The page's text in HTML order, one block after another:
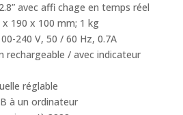
avec affi chage en temps réel
x 190 x 100 mm; 1 kg
240 V, 50 / 60 Hz, 0.7A
rechargeable / avec indicateur
réglable
à un ordinateur